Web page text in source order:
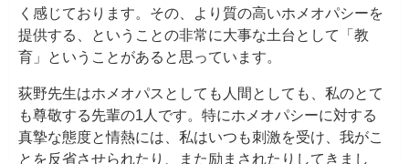
く感じております。その、より質の高いホメオパシーを
提供する、ということの非常に大事な土台として「教
育」ということがあると思っています。
荻野先生はホメオパスとしても人間としても、私のとて
も尊敬する先輩の1人です。特にホメオパシーに対する
真摯な態度と情熱には、私はいつも刺激を受け、我がこ
とを反省させられたり、また励まされたりしてきまし